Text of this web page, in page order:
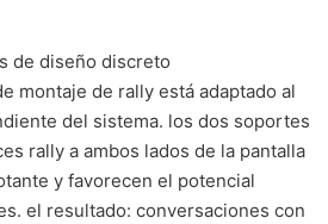
de diseño discreto
montaje de rally está adaptado al
del sistema. los dos soportes
rally a ambos lados de la pantalla
y favorecen el potencial
el resultado: conversaciones con